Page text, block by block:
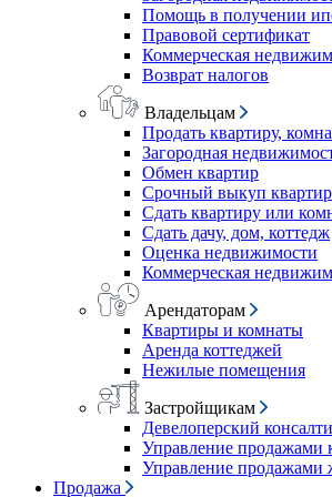
Помощь в получении
Правовой сертификат
Коммерческая
Возврат налогов
Владельцам
Продать квартиру,
Загородная
Обмен квартир
Срочный выкуп квартир
Сдать квартиру или
Сдать дачу, дом, коттедж
Оценка недвижимости
Коммерческая
Арендаторам
Квартиры и комнаты
Аренда коттеджей
Нежилые помещения
Застройщикам
Девелоперский
Управление продажами
Управление продажами
Продажа